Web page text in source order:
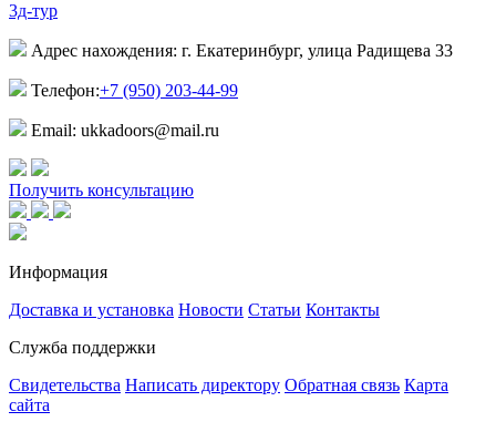
3д-тур
Адрес нахождения: г. Екатеринбург, улица Радищева 33
Телефон:+7 (950) 203-44-99
Email: ukkadoors@mail.ru
Получить консультацию
Информация
Доставка и установка Новости Статьи Контакты
Служба поддержки
Свидетельства Написать директору Обратная связь Карта
сайта